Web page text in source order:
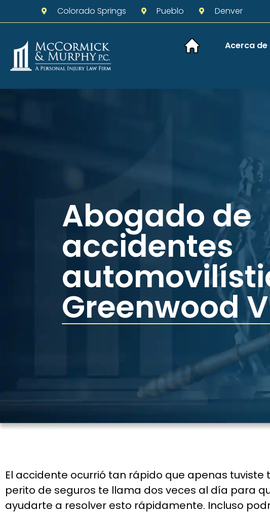
Colorado Springs Pueblo Denver
Acerca de
Abogado de
accidentes
Greenwood
El accidente ocurrió tan rápido que apenas
perito de seguros te llama dos veces al día para
ayudarte a resolver esto rápidamente. Incluso